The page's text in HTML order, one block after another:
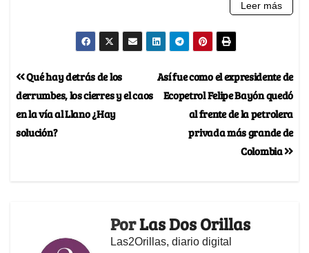
Así fue como el expresidente de
Ecopetrol Felipe Bayón quedó
al frente de la petrolera
privada más grande de
Colombia
Qué hay detrás de los
derrumbes, los cierres y el caos
en la vía al Llano ¿Hay
solución?
PorLas Dos Orillas
Las2Orillas, diario digital